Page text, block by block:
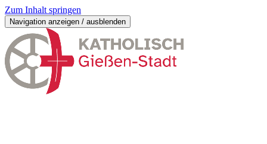
Zum Inhalt springen
Navigation anzeigen / ausblenden